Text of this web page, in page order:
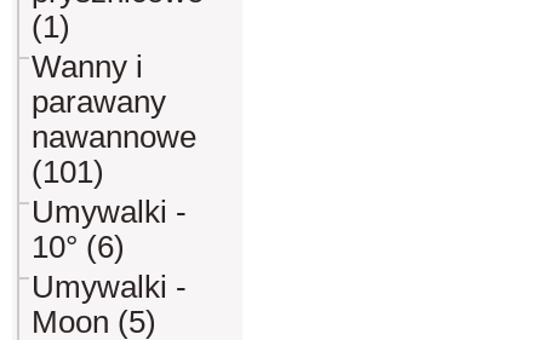
(1)
Wanny i
parawany
nawannowe
(101)
Umywalki -
10° (6)
Umywalki -
Moon (5)